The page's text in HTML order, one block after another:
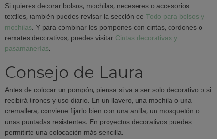
Si quieres decorar bolsos, mochilas, neceseres o accesorios
textiles, también puedes revisar la sección de Todo para bolsos y
mochilas. Y para combinar los pompones con cintas, cordones o
remates decorativos, puedes visitar Cintas decorativas y
pasamanerías.
Consejo de Laura
Antes de colocar un pompón, piensa si va a ser solo decorativo o si
recibirá tirones y uso diario. En un llavero, una mochila o una
cremallera, conviene fijarlo bien con una anilla, un mosquetón o
unas puntadas resistentes. En proyectos decorativos puedes
permitirte una colocación más sencilla.